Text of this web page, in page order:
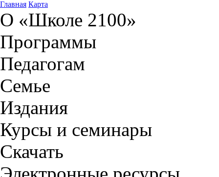
Главная Карта
О «Школе 2100»
Программы
Педагогам
Семье
Издания
Курсы и семинары
Скачать